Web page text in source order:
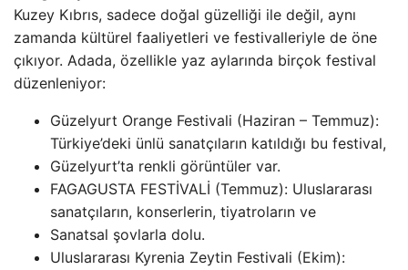
Kuzey Kıbrıs, sadece doğal güzelliği ile değil, aynı
zamanda kültürel faaliyetleri ve festivalleriyle de öne
çıkıyor. Adada, özellikle yaz aylarında birçok festival
düzenleniyor:
Güzelyurt Orange Festivali (Haziran – Temmuz):
Türkiye’deki ünlü sanatçıların katıldığı bu festival,
Güzelyurt’ta renkli görüntüler var.
FAGAGUSTA FESTİVALİ (Temmuz): Uluslararası
sanatçıların, konserlerin, tiyatroların ve
Sanatsal şovlarla dolu.
Uluslararası Kyrenia Zeytin Festivali (Ekim):